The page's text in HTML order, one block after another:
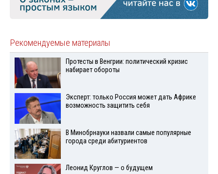
Рекомендуемые материалы
Протесты в Венгрии: политический кризис
набирает обороты
Эксперт: только Россия может дать Африке
возможность защитить себя
В Минобрнауки назвали самые популярные
города среди абитуриентов
Леонид Круглов — о будущем